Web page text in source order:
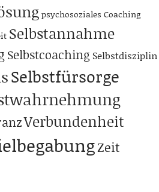
psychosoziales Coaching
Selbstannahme
Selbstcoaching Selbstdisziplin
Selbstfürsorge
Verbundenheit
Zeit